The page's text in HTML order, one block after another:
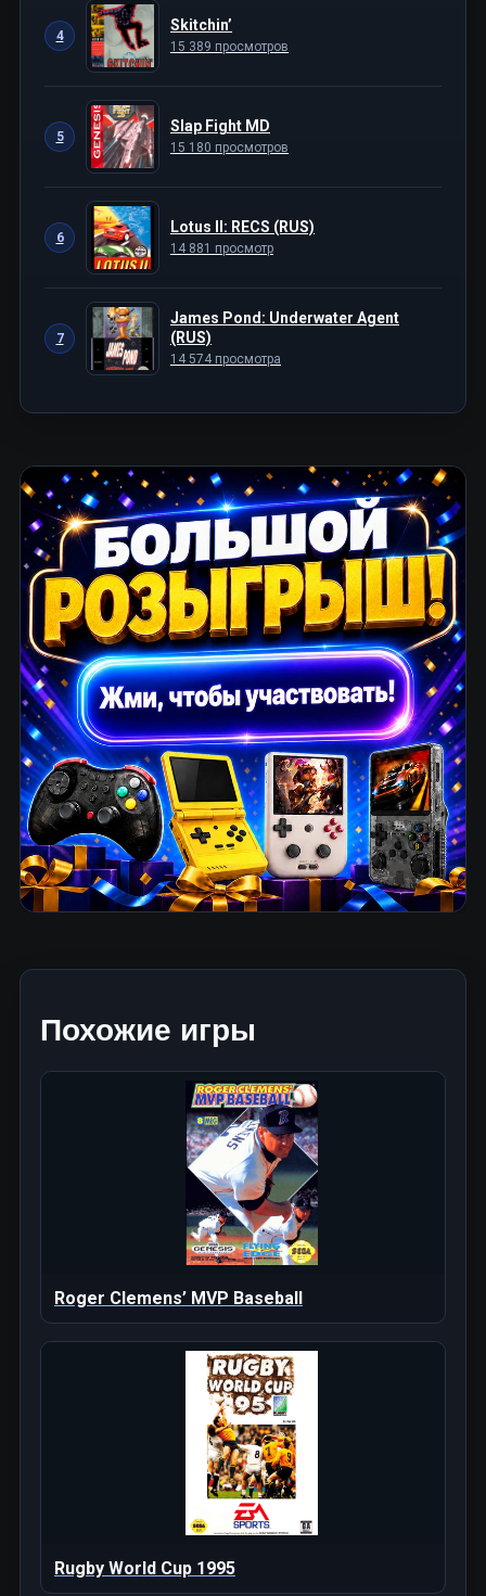
4
Skitchin’
15 389 просмотров
5
Slap Fight MD
15 180 просмотров
6
Lotus II: RECS (RUS)
14 881 просмотр
7
James Pond: Underwater Agent
(RUS)
14 574 просмотра
Похожие игры
Roger Clemens’ MVP Baseball
Rugby World Cup 1995